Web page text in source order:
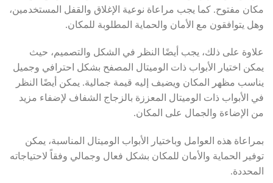
مكان مفتوح. كما يجب مراعاة نوعية الإغلاق والقفل المستخدمين،
وهل يتوافقون مع الأمان والحماية المطلوبة للمكان.
علاوة على ذلك، يجب أيضًا النظر في الشكل والتصميم، حيث
يمكن اختيار الأبواب ذات الوميتال المصفح بشكل احترافي وجميل
يناسب مظهر المكان ويضيف إليه قيمة جمالية. يمكن أيضًا النظر
في الأبواب ذات الوميتال المعززة بالزجاج الشفاف لإضفاء مزيد
من الإضاءة والجمال على المكان.
بمراعاة هذه العوامل وباختيار الأبواب الوميتال المناسبة، يمكن
توفير الحماية والأمان للمكان بشكل فعال وجمالي وفقاً لاحتياجاته
المحددة.